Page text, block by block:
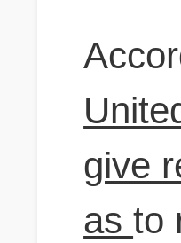
give
asto